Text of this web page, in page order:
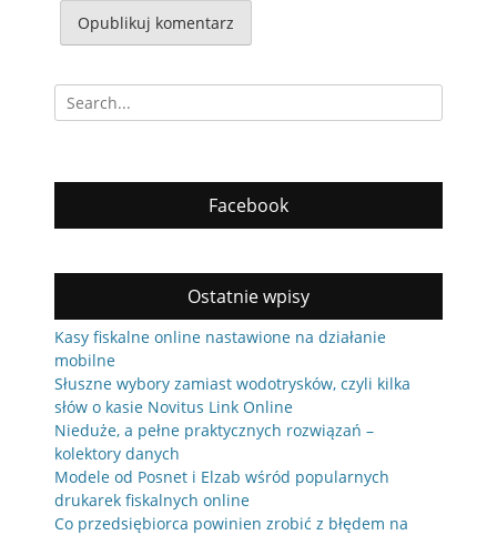
Szukaj
Facebook
Ostatnie wpisy
Kasy fiskalne online nastawione na działanie
mobilne
Słuszne wybory zamiast wodotrysków, czyli kilka
słów o kasie Novitus Link Online
Nieduże, a pełne praktycznych rozwiązań –
kolektory danych
Modele od Posnet i Elzab wśród popularnych
drukarek fiskalnych online
Co przedsiębiorca powinien zrobić z błędem na